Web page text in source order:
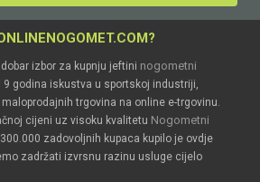
izbor za kupnju jeftini nogometni
9 godina iskustva u sportskoj industriji,
trgovina na online e-trgovinu.
cijeni uz visoku kvalitetu Nogometni
300.000 zadovoljnih kupaca kupilo je ovdje
zadržati izvrsnu razinu usluge cijelo